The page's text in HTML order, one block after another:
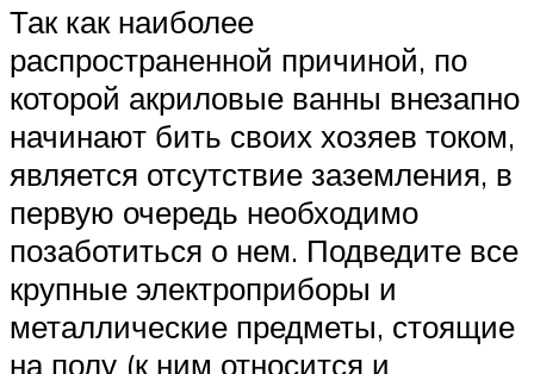
Так как наиболее
распространенной причиной, по
которой акриловые ванны внезапно
начинают бить своих хозяев током,
является отсутствие заземления, в
первую очередь необходимо
позаботиться о нем. Подведите все
крупные электроприборы и
металлические предметы, стоящие
на полу (к ним относится и